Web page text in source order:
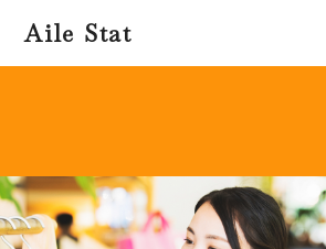
Aile Stat